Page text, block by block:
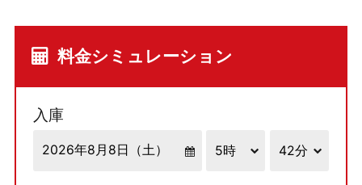
料金シミュレーション
入庫